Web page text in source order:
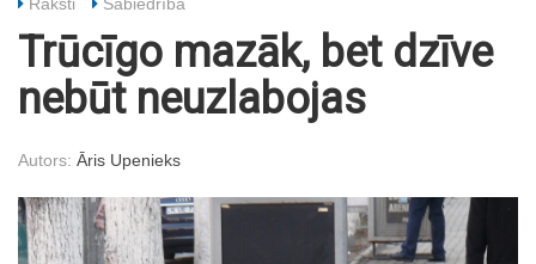
Raksti Sabiedrība
Trūcīgo mazāk, bet dzīve
nebūt neuzlabojas
Autors: Āris Upenieks